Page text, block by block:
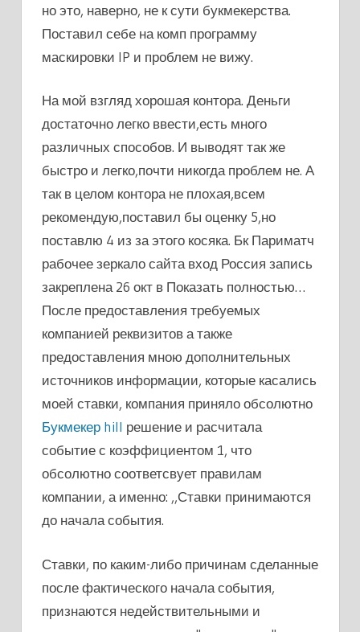
но это, наверно, не к сути букмекерства.
Поставил себе на комп программу
маскировки IP и проблем не вижу.
На мой взгляд хорошая контора. Деньги
достаточно легко ввести,есть много
различных способов. И выводят так же
быстро и легко,почти никогда проблем не. А
так в целом контора не плохая,всем
рекомендую,поставил бы оценку 5,но
поставлю 4 из за этого косяка. Бк Париматч
рабочее зеркало сайта вход Россия запись
закреплена 26 окт в Показать полностью…
После предоставления требуемых
компанией реквизитов а также
предоставления мною дополнительных
источников информации, которые касались
моей ставки, компания приняло обсолютно
Букмекер hill решение и расчитала
событие с коэффициентом 1, что
обсолютно соответсвует правилам
компании, а именно: ,,Ставки принимаются
до начала события.
Ставки, по каким-либо причинам сделанные
после фактического начала события,
признаются недействительными и